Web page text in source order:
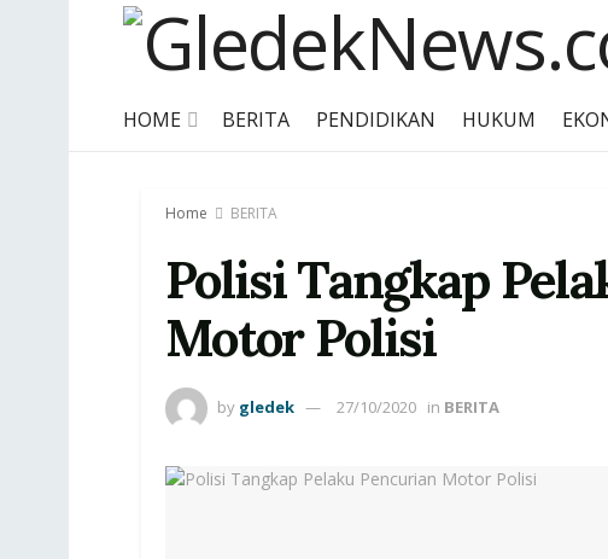
HOME BERITA PENDIDIKAN HUKUM
Home BERITA
Polisi Tangkap
Motor Polisi
by gledek 27/10/2020 in BERITA